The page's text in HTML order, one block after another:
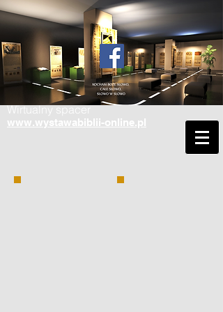
Wirtualny spacer
www.wystawabiblii-online.pl